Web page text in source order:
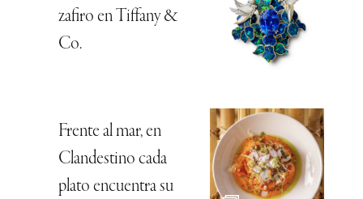
zafiro en Tiffany &
Co.
Frente al mar, en
Clandestino cada
plato encuentra su